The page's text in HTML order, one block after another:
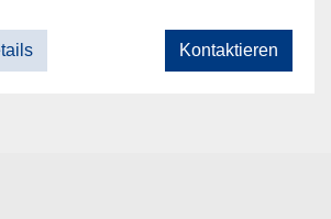
Kontaktieren